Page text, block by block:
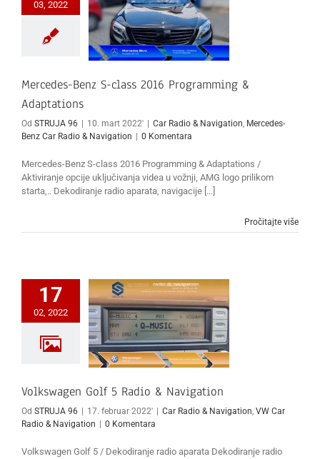
03, 2022
2016 Programming &
Adaptations
Mercedes-Benz Car Radio &
Mercedes-Benz S-class 2016 Programming &
Adaptations
Od STRUJA 96 | 10. mart 2022' | Car Radio & Navigation Mercedes-
Benz Car Radio & Navigation | 0 Komentara
Mercedes-Benz S-class 2016 Programming & Adaptations /
Aktiviranje opcije uključivanja videa u vožnji, AMG logo prilikom
starta,.. Dekodiranje radio aparata, navigacije [...]
Pročitajte više
17
02, 2022
Volkswagen Golf 5 Radio
& Navigation
VW
Car Radio & Navigation
Volkswagen Golf 5 Radio & Navigation
Od STRUJA 96 17. februar 2022' Car Radio & Navigation, VW Car
Radio & Navigation
0 Komentara
Volkswagen Golf 5 / Dekodiranje radio aparata Dekodiranje radio